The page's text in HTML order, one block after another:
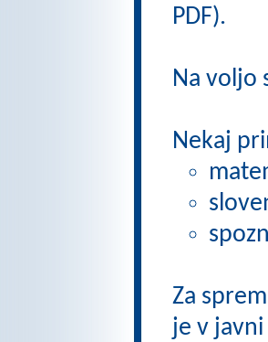
PDF).
Na voljo
Nekaj
Za
je v